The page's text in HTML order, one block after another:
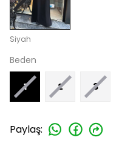
Siyah
Beden
1 2 3
Paylaş: